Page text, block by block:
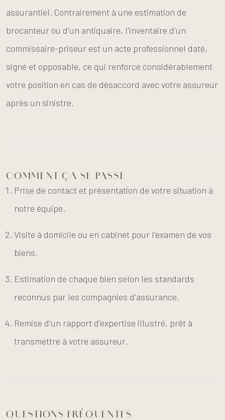
assurantiel. Contrairement à une estimation de
brocanteur ou d'un antiquaire, l'inventaire d'un
commissaire-priseur est un acte professionnel daté,
signé et opposable, ce qui renforce considérablement
votre position en cas de désaccord avec votre assureur
après un sinistre.
COMMENT ÇA SE PASSE
Prise de contact et présentation de votre situation à
notre équipe.
Visite à domicile ou en cabinet pour l'examen de vos
biens.
Estimation de chaque bien selon les standards
reconnus par les compagnies d'assurance.
Remise d'un rapport d'expertise illustré, prêt à
transmettre à votre assureur.
QUESTIONS FRÉQUENTES